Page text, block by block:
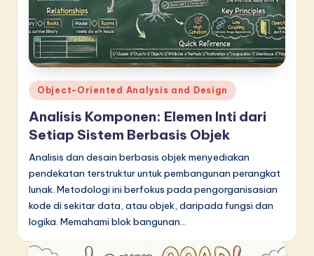
a
ti
o
n
Posted
in
Object-Oriented Analysis and Design
Analisis Komponen: Elemen Inti dari
Setiap Sistem Berbasis Objek
Analisis dan desain berbasis objek menyediakan
pendekatan terstruktur untuk pembangunan perangkat
lunak. Metodologi ini berfokus pada pengorganisasian
kode di sekitar data, atau objek, daripada fungsi dan
logika. Memahami blok bangunan…